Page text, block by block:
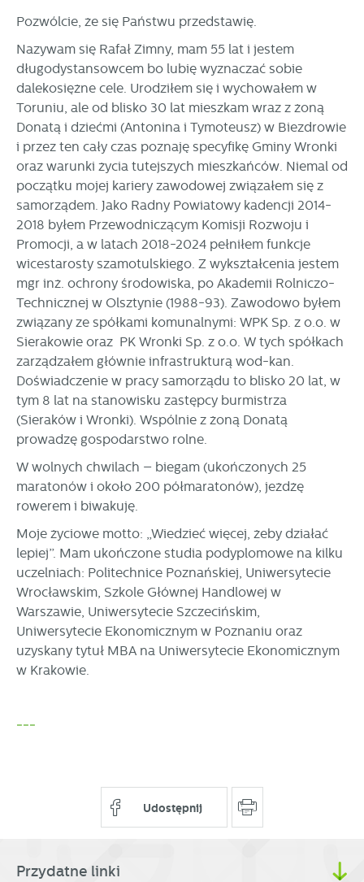
Pozwólcie, że się Państwu przedstawię.
Nazywam się Rafał Zimny, mam 55 lat i jestem
długodystansowcem bo lubię wyznaczać sobie
dalekosiężne cele. Urodziłem się i wychowałem w
Toruniu, ale od blisko 30 lat mieszkam wraz z żoną
Donatą i dziećmi (Antonina i Tymoteusz) w Biezdrowie
i przez ten cały czas poznaję specyfikę Gminy Wronki
oraz warunki życia tutejszych mieszkańców. Niemal od
początku mojej kariery zawodowej związałem się z
samorządem. Jako Radny Powiatowy kadencji 2014-
2018 byłem Przewodniczącym Komisji Rozwoju i
Promocji, a w latach 2018-2024 pełniłem funkcje
wicestarosty szamotulskiego. Z wykształcenia jestem
mgr inż. ochrony środowiska, po Akademii Rolniczo-
Technicznej w Olsztynie (1988-93). Zawodowo byłem
związany ze spółkami komunalnymi: WPK Sp. z o.o. w
Sierakowie oraz PK Wronki Sp. z o.o. W tych spółkach
zarządzałem głównie infrastrukturą wod-kan.
Doświadczenie w pracy samorządu to blisko 20 lat, w
tym 8 lat na stanowisku zastępcy burmistrza
(Sieraków i Wronki). Wspólnie z żoną Donatą
prowadzę gospodarstwo rolne.
W wolnych chwilach – biegam (ukończonych 25
maratonów i około 200 półmaratonów), jeżdżę
rowerem i biwakuję.
Moje życiowe motto: „Wiedzieć więcej, żeby działać
lepiej”. Mam ukończone studia podyplomowe na kilku
uczelniach: Politechnice Poznańskiej, Uniwersytecie
Wrocławskim, Szkole Głównej Handlowej w
Warszawie, Uniwersytecie Szczecińskim,
Uniwersytecie Ekonomicznym w Poznaniu oraz
uzyskany tytuł MBA na Uniwersytecie Ekonomicznym
w Krakowie.
---
Udostępnij
Przydatne linki
w charakterze pośredników prezentujących nasze treści w
postaci wiadomości, ofert, komunikatów mediów
społecznościowych.